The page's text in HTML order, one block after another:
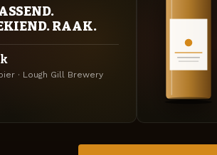
RAAK.
· Lough Gill Brewery